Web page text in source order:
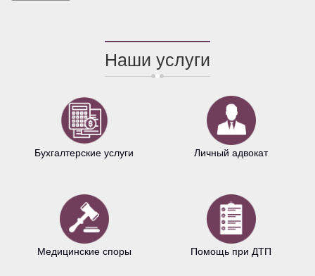
Наши услуги
Бухгалтерские услуги
Медицинские споры
Личный адвокат
Помощь при ДТП